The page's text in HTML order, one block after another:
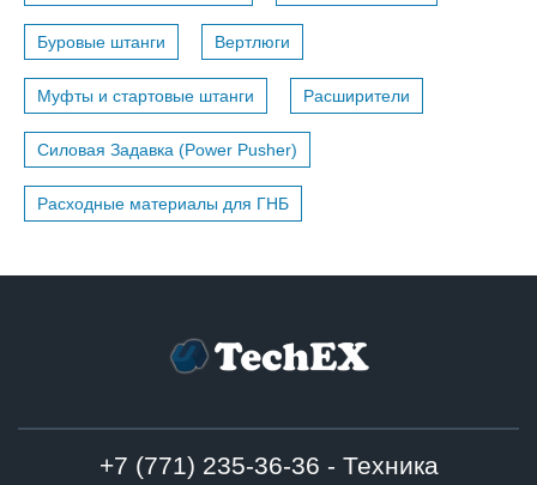
Буровые штанги Вертлюги
Муфты и стартовые штанги Расширители
Силовая Задавка (Power Pusher)
Расходные материалы для ГНБ
+7 (771) 235-36-36 - Техника